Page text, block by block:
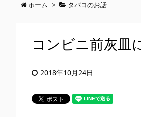
ホーム > タバコのお話
コンビニ前灰皿
2018年10月24日